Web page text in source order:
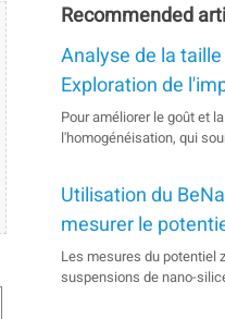
Recommended
Analyse de la
Exploration de
Pour améliorer le goût et
l'homogénéisation, qui
protéines, est une étape
fabrication. Bettersize
particules de lait de soja
Utilisation du
mesurer le
suspension de
Les mesures du potentiel
suspensions de nano-